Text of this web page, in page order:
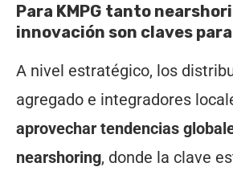
Para KMPG tanto
innovación son claves
A nivel estratégico, los
agregado e integradores
aprovechar tendencias
nearshoring, donde la clave